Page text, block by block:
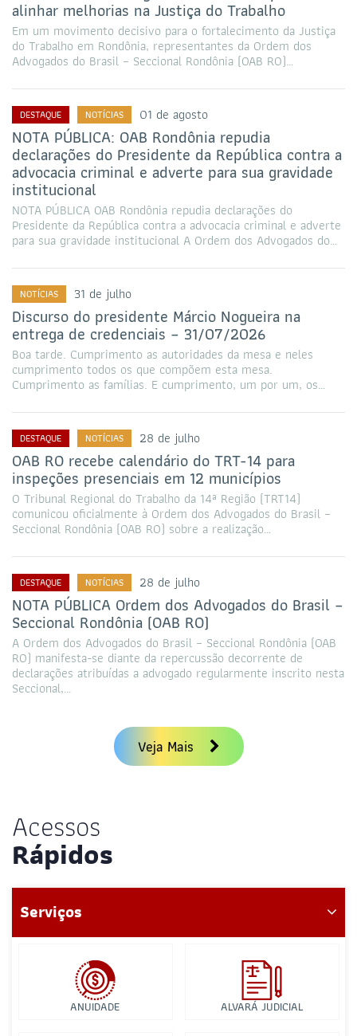
alinhar melhorias na Justiça do Trabalho
Em um movimento decisivo para o fortalecimento da Justiça
do Trabalho em Rondônia, representantes da Ordem dos
Advogados do Brasil – Seccional Rondônia (OAB RO)…
DESTAQUE NOTÍCIAS 01 de agosto
NOTA PÚBLICA: OAB Rondônia repudia
declarações do Presidente da República contra a
advocacia criminal e adverte para sua gravidade
institucional
NOTA PÚBLICA OAB Rondônia repudia declarações do
Presidente da República contra a advocacia criminal e adverte
para sua gravidade institucional A Ordem dos Advogados do…
NOTÍCIAS 31 de julho
Discurso do presidente Márcio Nogueira na
entrega de credenciais – 31/07/2026
Boa tarde. Cumprimento as autoridades da mesa e neles
cumprimento todos os que compõem esta mesa.
Cumprimento as famílias. E cumprimento, um por um, os…
DESTAQUE NOTÍCIAS 28 de julho
OAB RO recebe calendário do TRT-14 para
inspeções presenciais em 12 municípios
O Tribunal Regional do Trabalho da 14ª Região (TRT14)
comunicou oficialmente à Ordem dos Advogados do Brasil –
Seccional Rondônia (OAB RO) sobre a realização…
DESTAQUE NOTÍCIAS 28 de julho
NOTA PÚBLICA Ordem dos Advogados do Brasil –
Seccional Rondônia (OAB RO)
A Ordem dos Advogados do Brasil – Seccional Rondônia (OAB
RO) manifesta-se diante da repercussão decorrente de
declarações atribuídas a advogado regularmente inscrito nesta
Seccional,…
Veja Mais
Acessos
Rápidos
Serviços
ANUIDADE ALVARÁ JUDICIAL